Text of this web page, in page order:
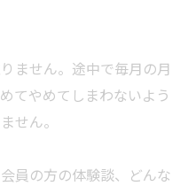
ません。途中で毎月の月
てやめてしまわないよう
せん。
員の方の体験談、どんな